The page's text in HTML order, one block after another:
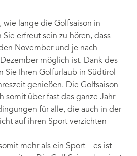
wie lange die Golfsaison in
erfreut sein zu hören, dass
November und je nach
möglich ist. Dank des
Sie Ihren Golfurlaub in Südtirol
genießen. Die Golfsaison
somit über fast das ganze Jahr
für alle, die auch in der
auf ihren Sport verzichten
mehr als ein Sport – es ist